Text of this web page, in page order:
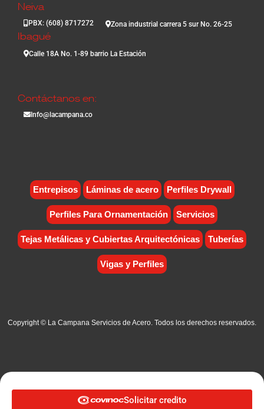
Neiva
PBX: (608) 8717272 Zona industrial carrera 5 sur No. 26-25
Ibagué
Calle 18A No. 1-89 barrio La Estación
Contáctanos en:
Info@lacampana.co
Entrepisos Láminas de acero Perfiles Drywall
Perfiles Para Ornamentación Servicios
Tejas Metálicas y Cubiertas Arquitectónicas Tuberías
Vigas y Perfiles
Copyright © La Campana Servicios de Acero. Todos los derechos reservados.
Solicitar credito